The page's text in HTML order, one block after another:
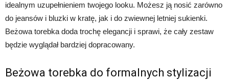
idealnym uzupełnieniem twojego looku. Możesz ją nosić zarówno
do jeansów i bluzki w kratę, jak i do zwiewnej letniej sukienki.
Beżowa torebka doda trochę elegancji i sprawi, że cały zestaw
będzie wyglądał bardziej dopracowany.
Beżowa torebka do formalnych stylizacji